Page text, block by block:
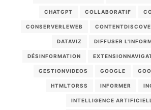
CHATGPT COLLABORATIF
CONSERVERLEWEB
DATAVIZ DIFFUSER
DÉSINFORMATION
GESTIONVIDEOS GOOGLE
HTMLTORSS INFORMER
INTELLIGENCE